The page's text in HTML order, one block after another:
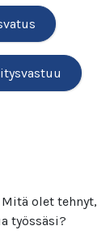
olet tehnyt,
työssäsi?